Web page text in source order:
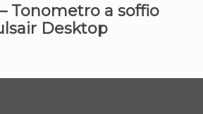
Tonometro a soffio
Desktop